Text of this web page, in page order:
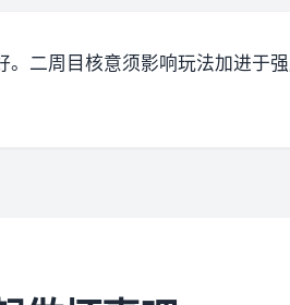
二周目核意须影响玩法加进于强